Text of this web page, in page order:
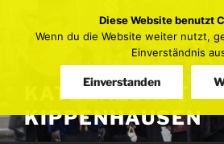
KATZENZUNFT
KIPPENHAUSEN
Diese Website benutzt
Wenn du die Website weiter nutzt,
Einverständnis
Einverstanden